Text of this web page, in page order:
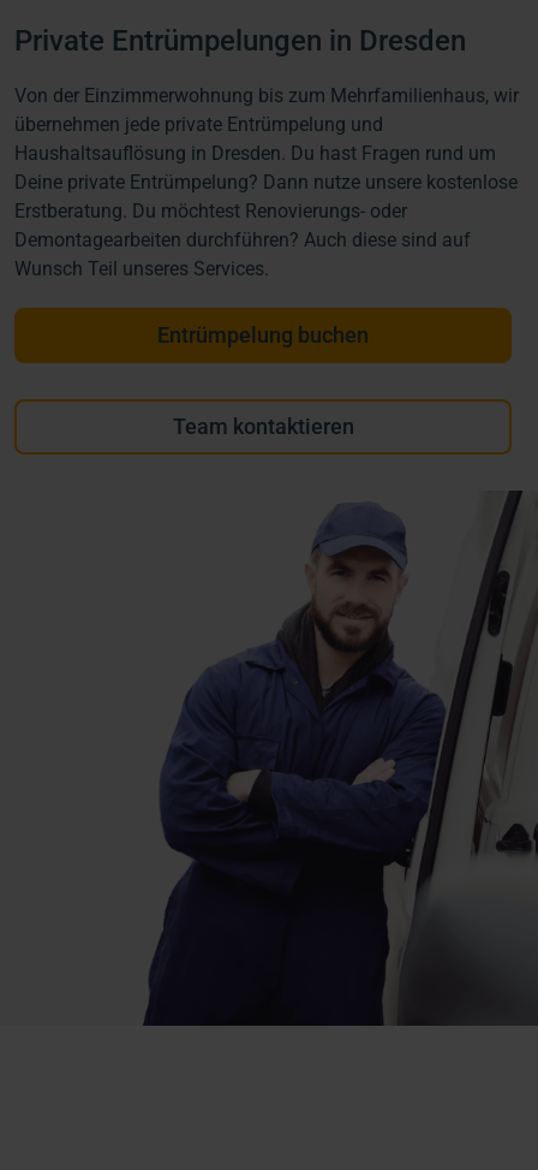
Private Entrümpelungen in Dresden
Von der Einzimmerwohnung bis zum Mehrfamilienhaus, wir
übernehmen jede private Entrümpelung und
Haushaltsauflösung in Dresden. Du hast Fragen rund um
Deine private Entrümpelung? Dann nutze unsere kostenlose
Erstberatung. Du möchtest Renovierungs- oder
Demontagearbeiten durchführen? Auch diese sind auf
Wunsch Teil unseres Services.
Entrümpelung buchen
Team kontaktieren